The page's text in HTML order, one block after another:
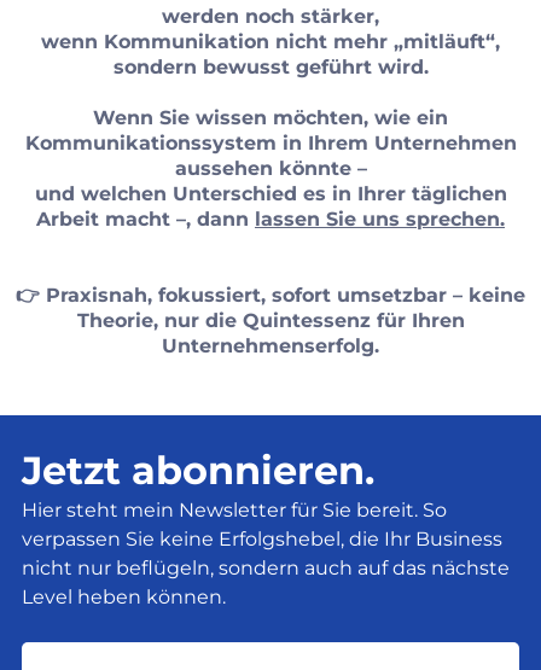
werden noch stärker,
wenn Kommunikation nicht mehr „mitläuft“,
sondern bewusst geführt wird.
Wenn Sie wissen möchten, wie ein
Kommunikationssystem in Ihrem Unternehmen
aussehen könnte –
und welchen Unterschied es in Ihrer täglichen
Arbeit macht –, dann lassen Sie uns sprechen.
👉 Praxisnah, fokussiert, sofort umsetzbar – keine
Theorie, nur die Quintessenz für Ihren
Unternehmenserfolg.
Jetzt abonnieren.
Hier steht mein Newsletter für Sie bereit. So
verpassen Sie keine Erfolgshebel, die Ihr Business
nicht nur beflügeln, sondern auch auf das nächste
Level heben können.